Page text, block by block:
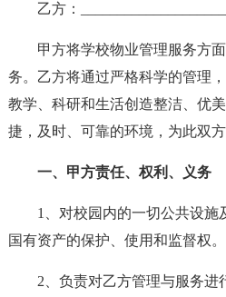
乙方：
甲方将学校物业管理服务方
务。乙方将通过严格科学的管理
教学、科研和生活创造整洁、优
捷，及时、可靠的环境，为此双
一、甲方责任、权利、义务
1、对校园内的一切公共设
国有资产的保护、使用和监督权。
2、负责对乙方管理与服务进